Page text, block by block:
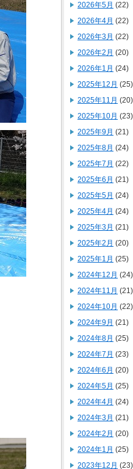
2026年5月 (22)
2026年4月 (22)
2026年3月 (22)
2026年2月 (20)
2026年1月 (24)
2025年12月 (25)
2025年11月 (20)
2025年10月 (23)
2025年9月 (21)
2025年8月 (24)
2025年7月 (22)
2025年6月 (21)
2025年5月 (24)
2025年4月 (24)
2025年3月 (21)
2025年2月 (20)
2025年1月 (25)
2024年12月 (24)
2024年11月 (21)
2024年10月 (22)
2024年9月 (21)
2024年8月 (25)
2024年7月 (23)
2024年6月 (20)
2024年5月 (25)
2024年4月 (24)
2024年3月 (21)
2024年2月 (20)
2024年1月 (25)
2023年12月 (23)